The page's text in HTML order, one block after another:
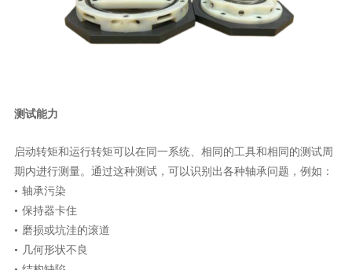
测试能力
启动转矩和运行转矩可以在同一系统、相同的工具和相同的测试周
期内进行测量。通过这种测试，可以识别出各种轴承问题，例如：
• 轴承污染
• 保持器卡住
• 磨损或坑洼的滚道
• 几何形状不良